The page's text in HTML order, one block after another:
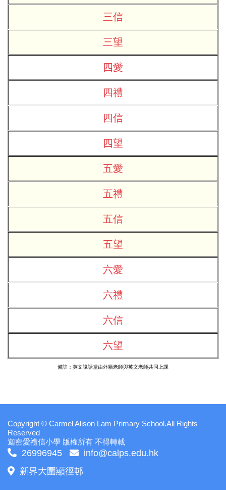
三信
三望
四愛
四禮
四信
四望
五愛
五禮
五信
五望
六愛
六禮
六信
六望
備註：英文說話堂由外籍老師與英文老師共同上課
Copyright © Carmel Alison Lam Primary School.All Rights
Reserved
迦密愛禮信小學 版權所有 不得轉載
26996945
info@calps.edu.hk
新界大圍顯徑邨